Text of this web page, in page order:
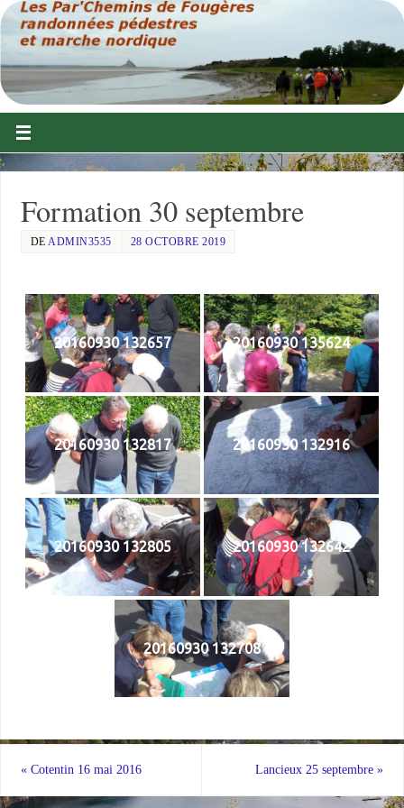
Formation 30 septembre
DEADMIN3535 28 OCTOBRE 2019
20160930 132657 20160930 135624
20160930 132817 20160930 132916
20160930 132805 20160930 132642
20160930 132708
«Cotentin 16 mai 2016 Lancieux 25 septembre»